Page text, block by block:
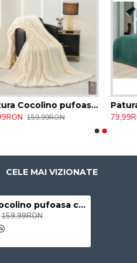
Patura Cocolino pufoasa cu dungi, Pat Dublu, 200x230 cm 05/CAV
79,99RON
159,99RON
CELE MAI VIZIONATE
Patura Cocolino pufoasa cu dungi, Pat Dublu, 200x230 cm 10/CAV
159,99RON